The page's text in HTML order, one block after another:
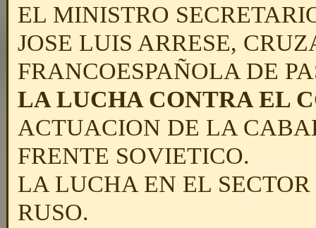
EL MINISTRO
JOSE LUIS ARRESE,
FRANCOESPAÑOLA DE
LA LUCHA CONTRA EL
ACTUACION DE LA
FRENTE SOVIETICO.
LA LUCHAEN EL
RUSO.